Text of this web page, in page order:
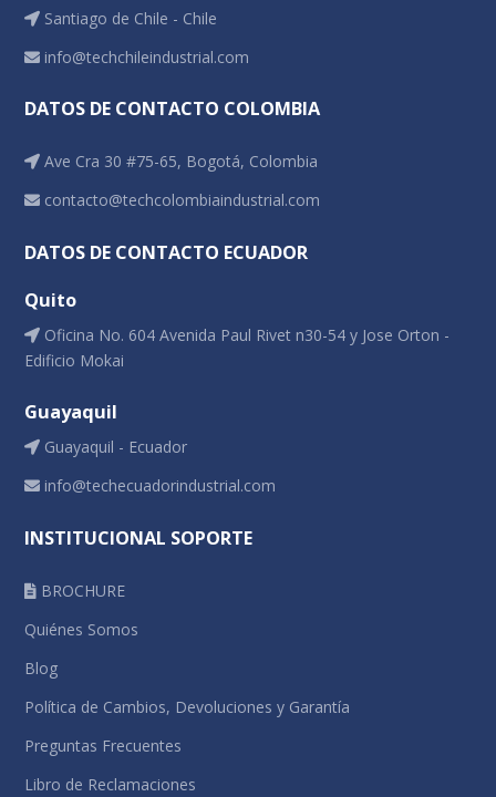
Santiago de Chile - Chile
info@techchileindustrial.com
DATOS DE CONTACTO COLOMBIA
Ave Cra 30 #75-65, Bogotá, Colombia
contacto@techcolombiaindustrial.com
DATOS DE CONTACTO ECUADOR
Quito
Oficina No. 604 Avenida Paul Rivet n30-54 y Jose Orton -
Edificio Mokai
Guayaquil
Guayaquil - Ecuador
info@techecuadorindustrial.com
INSTITUCIONAL SOPORTE
BROCHURE
Quiénes Somos
Blog
Política de Cambios, Devoluciones y Garantía
Preguntas Frecuentes
Libro de Reclamaciones